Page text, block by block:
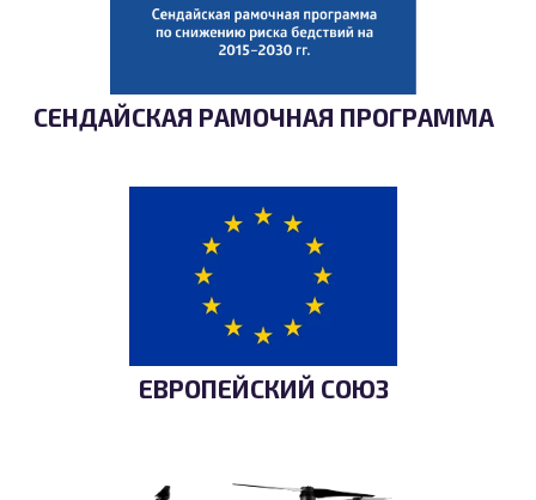
СЕНДАЙСКАЯ РАМОЧНАЯ ПРОГРАММА
ЕВРОПЕЙСКИЙ СОЮЗ